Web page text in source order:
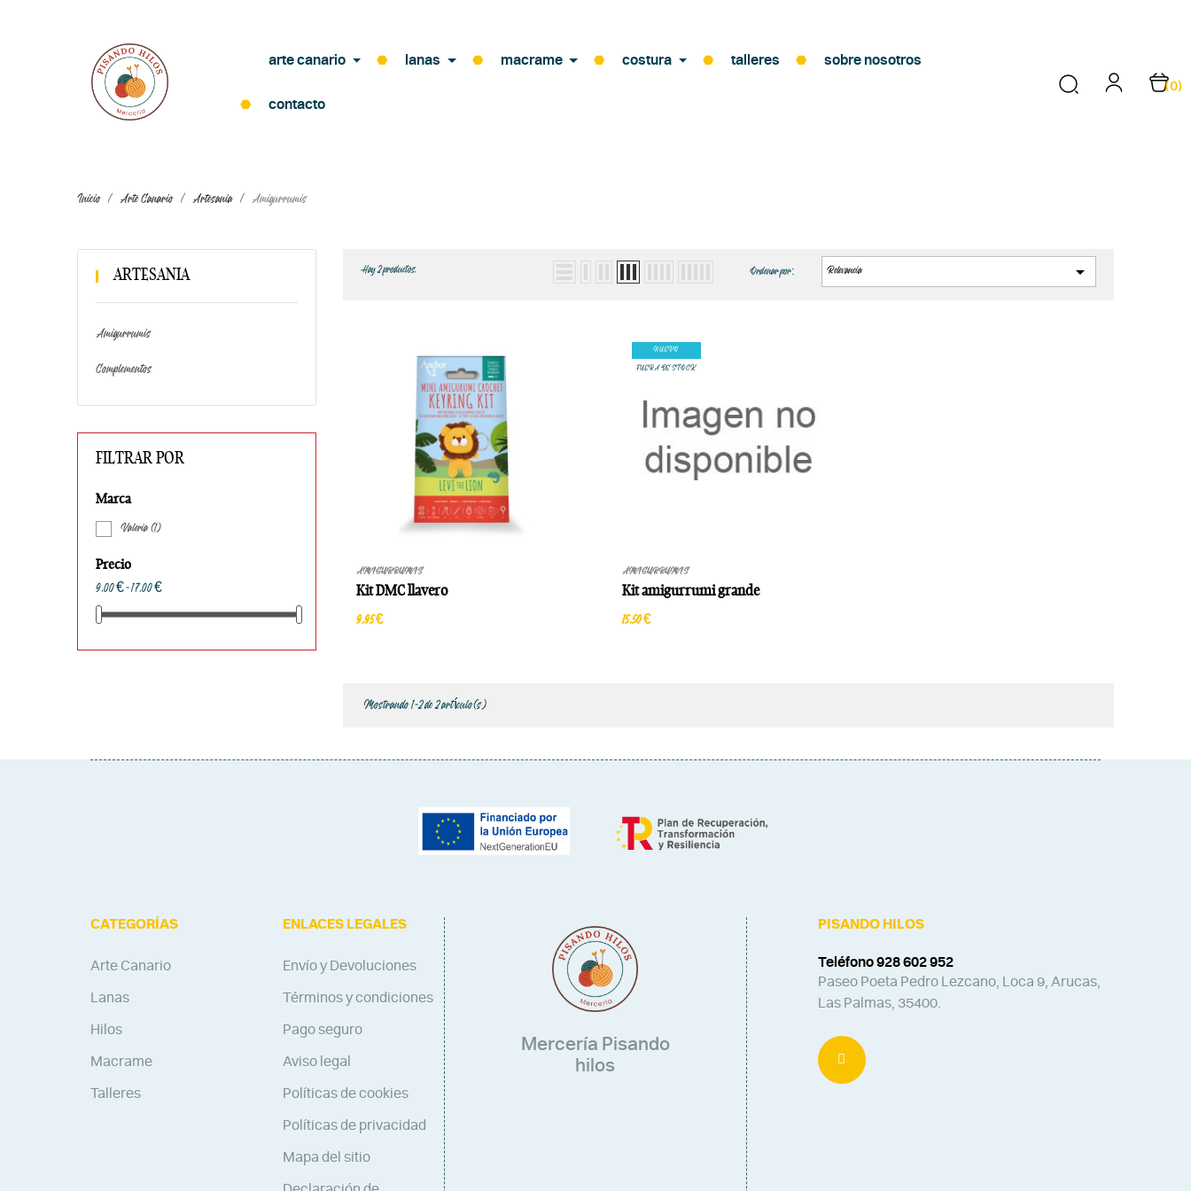
arte canario lanas macrame costura talleres sobre nosotros
contacto
(0)
Inicio Arte Canario Artesania Amigurrumis
ARTESANIA
Amigurrumis
Complementos
FILTRAR POR
Marca
Valeria(1)
Precio
9,00 € - 17,00 €
Hay 2 productos. Ordenar por: Relevancia 
AMIGURRUMIS
Kit DMC llavero
9,95 €
NUEVO
FUERA DE STOCK
AMIGURRUMIS
Kit amigurrumi grande
15,50 €
Mostrando 1-2 de 2 artículo(s)
CATEGORÍAS
Arte Canario
Lanas
Hilos
Macrame
Talleres
ENLACES LEGALES
Envío y Devoluciones
Términos y condiciones
Pago seguro
Aviso legal
Políticas de cookies
Políticas de privacidad
Mapa del sitio
Mercería Pisando
hilos
PISANDO HILOS
Teléfono 928 602 952
Paseo Poeta Pedro Lezcano, Loca 9, Arucas,
Las Palmas, 35400.